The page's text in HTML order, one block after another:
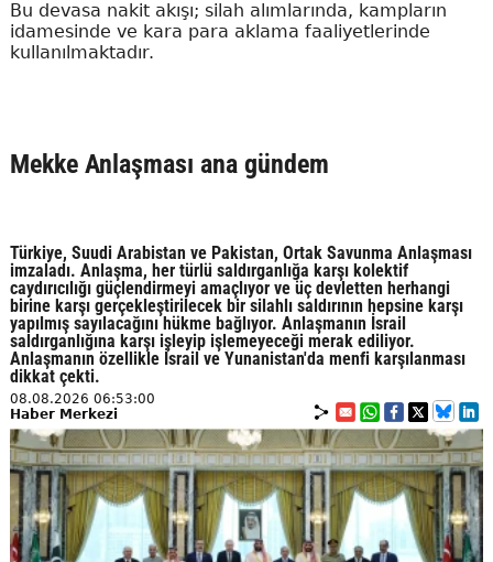
Bu devasa nakit akışı; silah alımlarında, kampların
idamesinde ve kara para aklama faaliyetlerinde
kullanılmaktadır.
Mekke Anlaşması ana gündem
Türkiye, Suudi Arabistan ve Pakistan, Ortak Savunma Anlaşması
imzaladı. Anlaşma, her türlü saldırganlığa karşı kolektif
caydırıcılığı güçlendirmeyi amaçlıyor ve üç devletten herhangi
birine karşı gerçekleştirilecek bir silahlı saldırının hepsine karşı
yapılmış sayılacağını hükme bağlıyor. Anlaşmanın İsrail
saldırganlığına karşı işleyip işlemeyeceği merak ediliyor.
Anlaşmanın özellikle İsrail ve Yunanistan'da menfi karşılanması
dikkat çekti.
08.08.2026 06:53:00
Haber Merkezi